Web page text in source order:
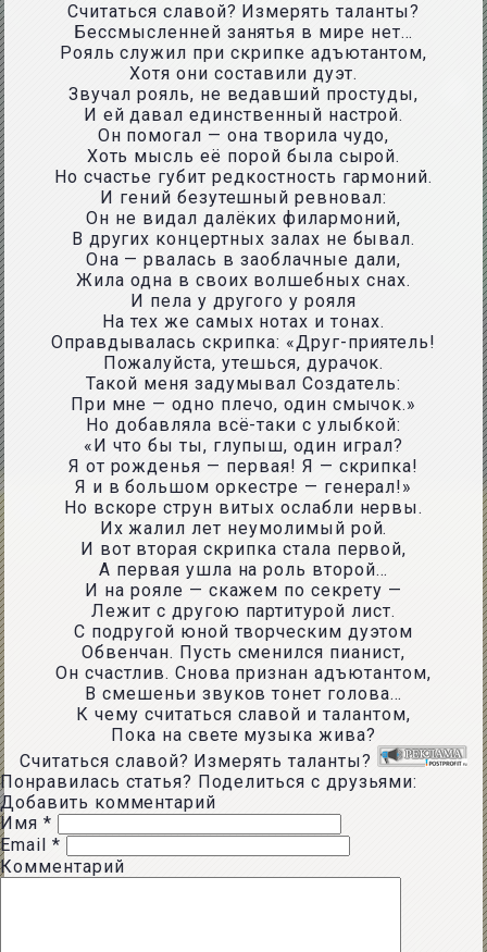
Считаться славой? Измерять таланты?
Бессмысленней занятья в мире нет…
Рояль служил при скрипке адъютантом,
Хотя они составили дуэт.
Звучал рояль, не ведавший простуды,
И ей давал единственный настрой.
Он помогал — она творила чудо,
Хоть мысль её порой была сырой.
Но счастье губит редкостность гармоний.
И гений безутешный ревновал:
Он не видал далёких филармоний,
В других концертных залах не бывал.
Она — рвалась в заоблачные дали,
Жила одна в своих волшебных снах.
И пела у другого у рояля
На тех же самых нотах и тонах.
Оправдывалась скрипка: «Друг-приятель!
Пожалуйста, утешься, дурачок.
Такой меня задумывал Создатель:
При мне — одно плечо, один смычок.»
Но добавляла всё-таки с улыбкой:
«И что бы ты, глупыш, один играл?
Я от рожденья — первая! Я — скрипка!
Я и в большом оркестре — генерал!»
Но вскоре струн витых ослабли нервы.
Их жалил лет неумолимый рой.
И вот вторая скрипка стала первой,
А первая ушла на роль второй…
И на рояле — скажем по секрету —
Лежит с другою партитурой лист.
С подругой юной творческим дуэтом
Обвенчан. Пусть сменился пианист,
Он счастлив. Снова признан адъютантом,
В смешеньи звуков тонет голова…
К чему считаться славой и талантом,
Пока на свете музыка жива?
Считаться славой? Измерять таланты?
Понравилась статья? Поделиться с друзьями:
Добавить комментарий
Имя *
Email *
Комментарий